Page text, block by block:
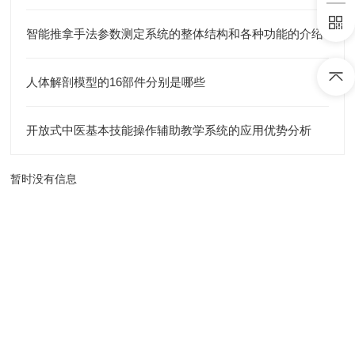
智能推拿手法参数测定系统的整体结构和各种功能的介绍
人体解剖模型的16部件分别是哪些
开放式中医基本技能操作辅助教学系统的应用优势分析
暂时没有信息